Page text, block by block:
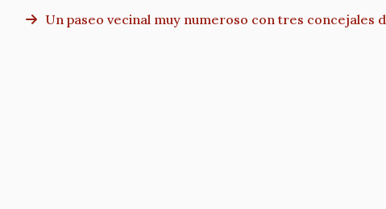
Un paseo vecinal muy numeroso con tres concejales